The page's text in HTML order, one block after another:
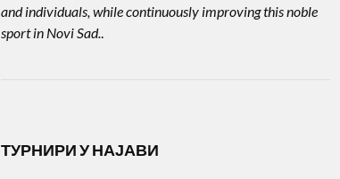
and individuals, while continuously improving this noble
sport in Novi Sad..
ТУРНИРИ У НАЈАВИ